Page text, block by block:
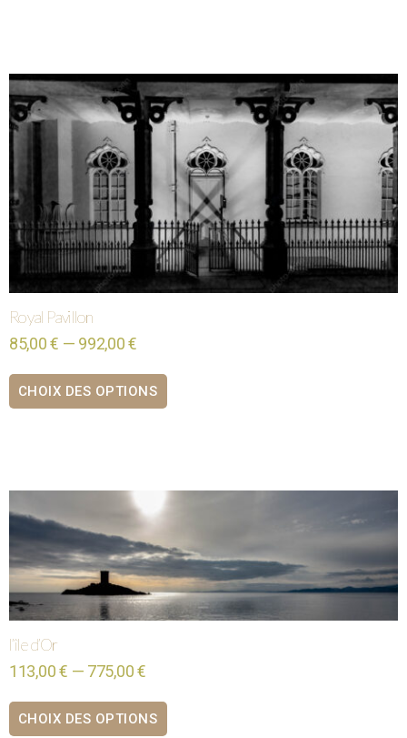
Royal Pavillon
85,00 € — 992,00 €
CHOIX DES OPTIONS
l’île d’Or
113,00 € — 775,00 €
CHOIX DES OPTIONS